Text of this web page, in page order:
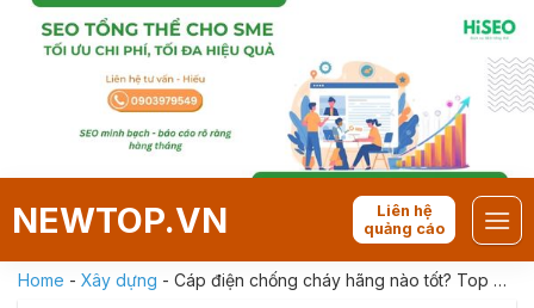
Skip
NEWTOP.VN
Liên hệ
quảng cáo
Home - Xây dựng - Cáp điện chống cháy hãng nào tốt? Top 7